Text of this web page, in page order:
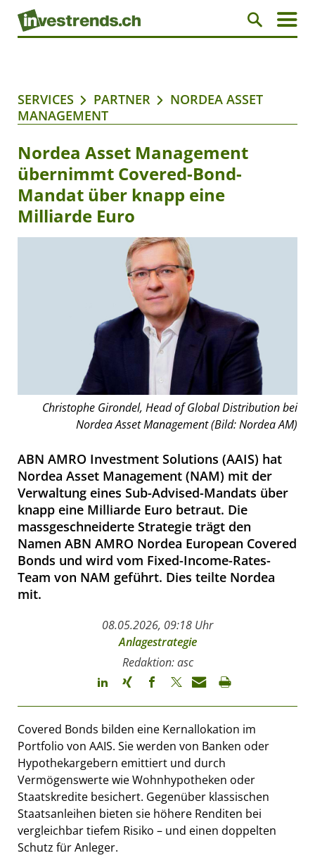
SERVICES PARTNER
NORDEA ASSET
MANAGEMENT
Nordea Asset Management
übernimmt Covered-Bond-
Mandat über knapp eine
Milliarde Euro
Christophe Girondel, Head of Global Distribution bei
Nordea Asset Management (Bild: Nordea AM)
ABN AMRO Investment Solutions (AAIS) hat
Nordea Asset Management (NAM) mit der
Verwaltung eines Sub-Advised-Mandats über
knapp eine Milliarde Euro betraut. Die
massgeschneiderte Strategie trägt den
Namen ABN AMRO Nordea European Covered
Bonds und wird vom Fixed-Income-Rates-
Team von NAM geführt. Dies teilte Nordea
mit.
08.05.2026, 09:18 Uhr
Anlagestrategie
Redaktion: asc
Covered Bonds bilden eine Kernallokation im
Portfolio von AAIS. Sie werden von Banken oder
Hypothekargebern emittiert und durch
Vermögenswerte wie Wohnhypotheken oder
Staatskredite besichert. Gegenüber klassischen
Staatsanleihen bieten sie höhere Renditen bei
vergleichbar tiefem Risiko – und einen doppelten
Schutz für Anleger.